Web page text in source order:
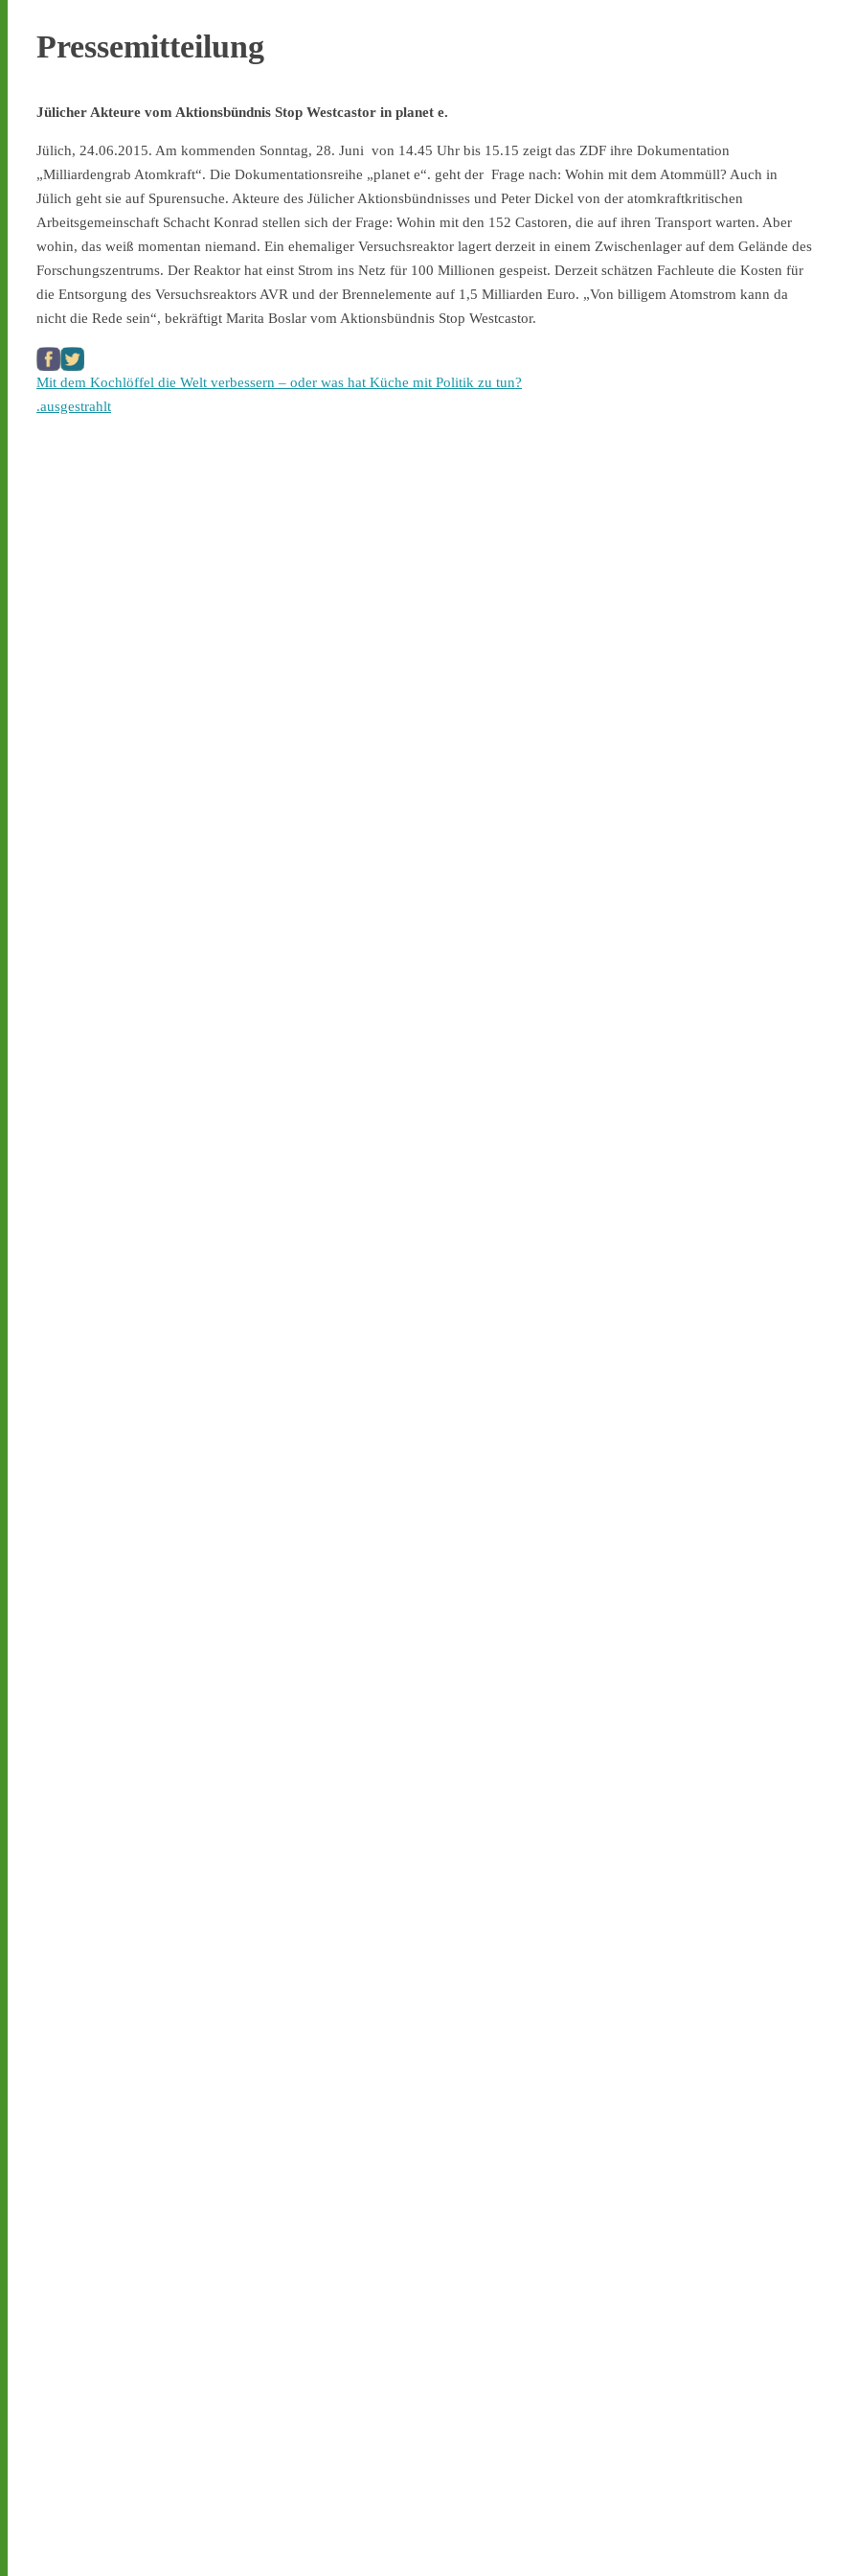
Pressemitteilung
Jülicher Akteure vom Aktionsbündnis Stop Westcastor in planet e.
Jülich, 24.06.2015. Am kommenden Sonntag, 28. Juni von 14.45 Uhr bis 15.15 zeigt das ZDF ihre Dokumentation
„Milliardengrab Atomkraft“. Die Dokumentationsreihe „planet e“. geht der Frage nach: Wohin mit dem Atommüll? Auch in
Jülich geht sie auf Spurensuche. Akteure des Jülicher Aktionsbündnisses und Peter Dickel von der atomkraftkritischen
Arbeitsgemeinschaft Schacht Konrad stellen sich der Frage: Wohin mit den 152 Castoren, die auf ihren Transport warten. Aber
wohin, das weiß momentan niemand. Ein ehemaliger Versuchsreaktor lagert derzeit in einem Zwischenlager auf dem Gelände des
Forschungszentrums. Der Reaktor hat einst Strom ins Netz für 100 Millionen gespeist. Derzeit schätzen Fachleute die Kosten für
die Entsorgung des Versuchsreaktors AVR und der Brennelemente auf 1,5 Milliarden Euro. „Von billigem Atomstrom kann da
nicht die Rede sein“, bekräftigt Marita Boslar vom Aktionsbündnis Stop Westcastor.
Mit dem Kochlöffel die Welt verbessern – oder was hat Küche mit Politik zu tun?
.ausgestrahlt